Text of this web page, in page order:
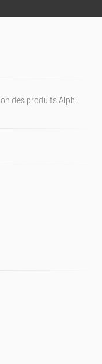
des produits Alphi.